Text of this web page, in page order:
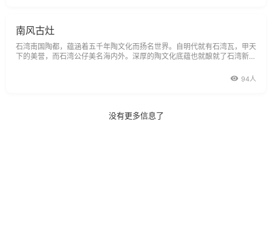
南风古灶
石湾南国陶都，蕴涵着五千年陶文化而扬名世界。自明代就有石湾瓦，甲天
下的美誉，而石湾公仔美名海内外。深厚的陶文化底蕴也就酿就了石湾新时
94人
没有更多信息了